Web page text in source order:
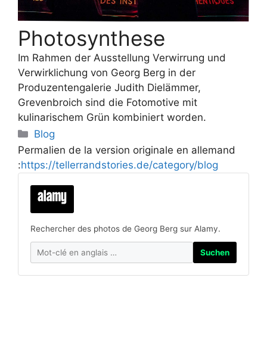
Photosynthese
Im Rahmen der Ausstellung Verwirrung und
Verwirklichung von Georg Berg in der
Produzentengalerie Judith Dielämmer,
Grevenbroich sind die Fotomotive mit
kulinarischem Grün kombiniert worden.
Categories
Blog
Permalien de la version originale en allemand
:https://tellerrandstories.de/category/blog
Rechercher des photos de Georg Berg sur Alamy.
Suchen